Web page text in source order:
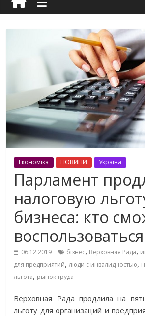
Економіка НОВИНИ Україна
Парламент
налоговую
бизнеса: кто
воспользоваться
06.12.2019 бізнес, Верховная Рада,
для предприятий,люди с инвалидностью,
льгота, рынок труда
Верховная Рада продлила на
льготу для организаций и